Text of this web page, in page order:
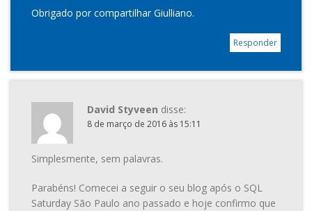
Obrigado por compartilhar Giulliano.
Responder
David Styveen disse:
8 de março de 2016 às 15:11
Simplesmente, sem palavras.
Parabéns! Comecei a seguir o seu blog após o SQL
Saturday São Paulo ano passado e hoje confirmo que